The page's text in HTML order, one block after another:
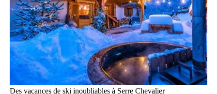
Des vacances de ski inoubliables à Serre Chevalier